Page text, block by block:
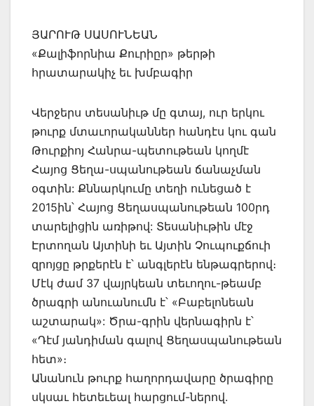
ՅԱՐՈՒԹ ՍԱՍՈՒՆԵԱՆ
«Քալիֆորնիա Քուրիըր» թերթի
հրատարակիչ եւ խմբագիր
Վերջերս տեսանիւթ մը գտայ, ուր երկու
թուրք մտաւորականներ հանդէս կու գան
Թուրքիոյ Հանրա-պետութեան կողմէ
Հայոց Ցեղա-սպանութեան ճանաչման
օգտին: Քննարկումը տեղի ունեցած է
2015ին՝ Հայոց Ցեղասպանութեան 100րդ
տարելիցին առիթով: Տեսանիւթին մէջ
Էրտողան Այտինի եւ Այտին Չուպուքճուի
զրոյցը թրքերէն է՝ անգլերէն ենթագրերով։
Մէկ ժամ 37 վայրկեան տեւողու-թեամբ
ծրագրի անուանումն է՝ «Բաբելոնեան
աշտարակ»: Ծրա-գրին վերնագիրն է՝
«Դէմ յանդիման գալով Ցեղասպանութեան
հետ»։
Անանուն թուրք հաղորդավարը ծրագիրը
սկսաւ հետեւեալ հարցում-ներով.